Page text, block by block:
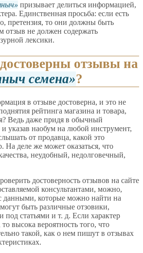
призывает делиться информацией,
Единственная просьба: если есть
претензия, то они должны быть
отзыв не должен содержать
лексики.
отзывы на
семена ?
в отзыве достоверна, и это не
рейтинга магазина и товара,
Ведь даже придя в обычный
указав наобум на любой инструмент,
от продавца, какой это
На деле же может оказаться, что
неудобный, недолговечный,
достоверность отзывов на сайте
консультантами, можно,
данными, которые можно найти на
быть различные отзовики,
статьями и т. д. Если характер
высока вероятность того, что
такой, как о нем пишут в отзывах